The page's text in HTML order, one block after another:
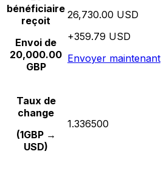
bénéficiaire
reçoit
Envoi de
20,000.00
GBP
26,730.00 USD
+359.79 USD
Envoyer maintenant
Taux de
change
(1GBP →
USD)
1.336500